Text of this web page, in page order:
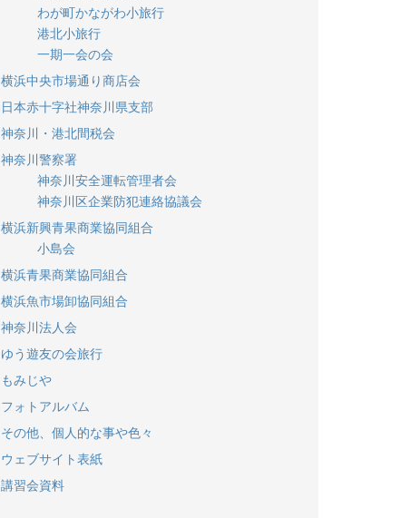
わが町かながわ小旅行
港北小旅行
一期一会の会
横浜中央市場通り商店会
日本赤十字社神奈川県支部
神奈川・港北間税会
神奈川警察署
神奈川安全運転管理者会
神奈川区企業防犯連絡協議会
横浜新興青果商業協同組合
小島会
横浜青果商業協同組合
横浜魚市場卸協同組合
神奈川法人会
ゆう遊友の会旅行
もみじや
フォトアルバム
その他、個人的な事や色々
ウェブサイト表紙
講習会資料